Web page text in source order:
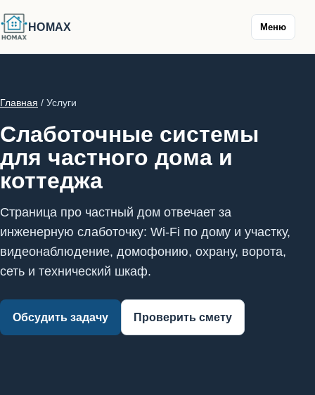
HOMAX Меню
Главная / Услуги
Слаботочные системы
для частного дома и
коттеджа
Страница про частный дом отвечает за
инженерную слаботочку: Wi-Fi по дому и участку,
видеонаблюдение, домофонию, охрану, ворота,
сеть и технический шкаф.
Обсудить задачу Проверить смету